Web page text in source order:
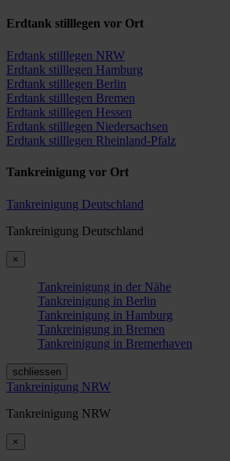
Erdtank stilllegen vor Ort
Erdtank stilllegen NRW
Erdtank stilllegen Hamburg
Erdtank stilllegen Berlin
Erdtank stilllegen Bremen
Erdtank stilllegen Hessen
Erdtank stilllegen Niedersachsen
Erdtank stilllegen Rheinland-Pfalz
Tankreinigung vor Ort
Tankreinigung Deutschland
Tankreinigung Deutschland
×
Tankreinigung in der Nähe
Tankreinigung in Berlin
Tankreinigung in Hamburg
Tankreinigung in Bremen
Tankreinigung in Bremerhaven
schliessen
Tankreinigung NRW
Tankreinigung NRW
×